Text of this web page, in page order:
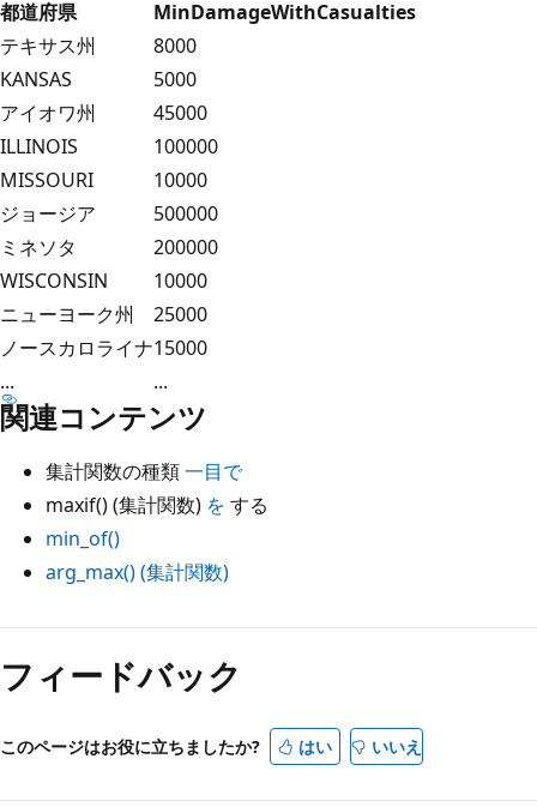
都道府県
MinDamageWithCasualties
テキサス州
8000
KANSAS
5000
アイオワ州
45000
ILLINOIS
100000
MISSOURI
10000
ジョージア
500000
ミネソタ
200000
WISCONSIN
10000
ニューヨーク州
25000
ノースカロライナ15000
...
...
関連コンテンツ
集計関数の種類一目で
maxif() (集計関数) を する
min_of()
arg_max() (集計関数)
読
取
モ
フィードバック
このページはお役に立ちましたか? はい いいえ